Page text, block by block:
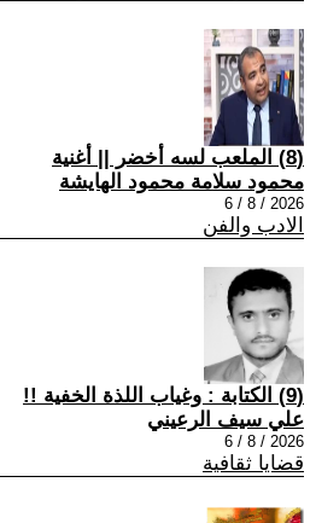
(8) الملعب لسه أخضر || أغنية
محمود سلامة محمود الهايشة
2026 / 8 / 6
الادب والفن
(9) الكتابة : وغياب اللذة الخفية !!
علي سيف الرعيني
2026 / 8 / 6
قضايا ثقافية